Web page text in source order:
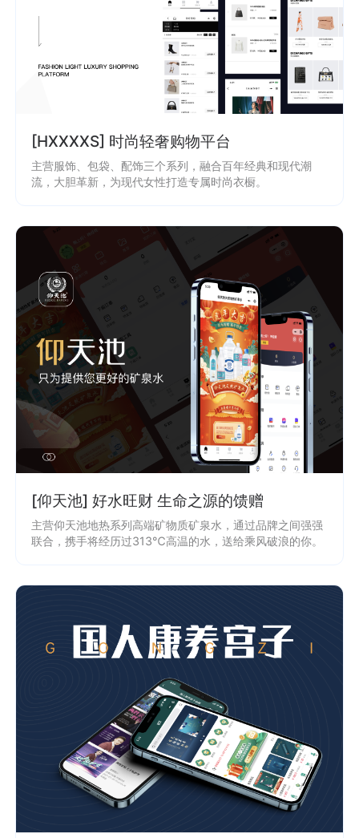
[HXXXXS] 时尚轻奢购物平台
主营服饰、包袋、配饰三个系列，融合百年经典和现代潮
流，大胆革新，为现代女性打造专属时尚衣橱。
[仰天池] 好水旺财 生命之源的馈赠
主营仰天池地热系列高端矿物质矿泉水，通过品牌之间强强
联合，携手将经历过313℃高温的水，送给乘风破浪的你。